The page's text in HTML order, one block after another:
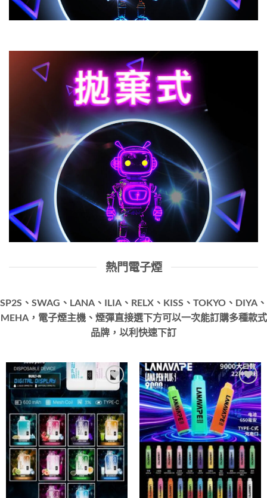
熱門電子煙
SP2S、SWAG、LANA、ILIA、RELX、KISS、TOKYO、DIYA、
MEHA，電子煙主機、煙彈直接選下方可以一次能訂購多種款式
品牌，以利快速下訂
Add to
wishlist
Add to
wishlist